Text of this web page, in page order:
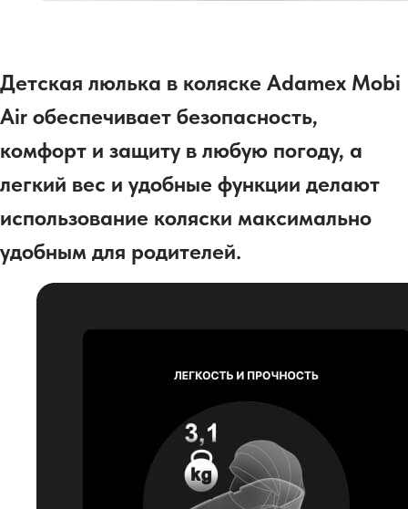
Детская люлька в коляске Adamex Mobi
Air обеспечивает безопасность,
комфорт и защиту в любую погоду, а
легкий вес и удобные функции делают
использование коляски максимально
удобным для родителей.